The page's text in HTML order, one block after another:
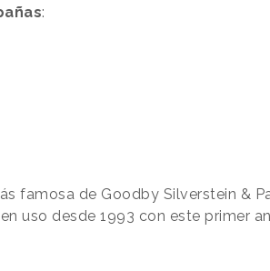
:
famosa de Goodby Silverstein &
uso desde 1993 con este primer